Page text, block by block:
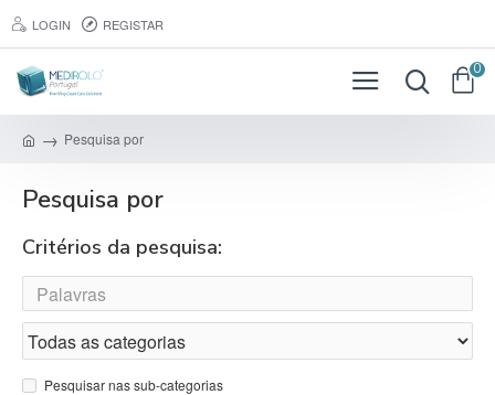
LOGIN REGISTAR
0
Pesquisa por
Pesquisa por
Critérios da pesquisa:
Pesquisar nas sub-categorias